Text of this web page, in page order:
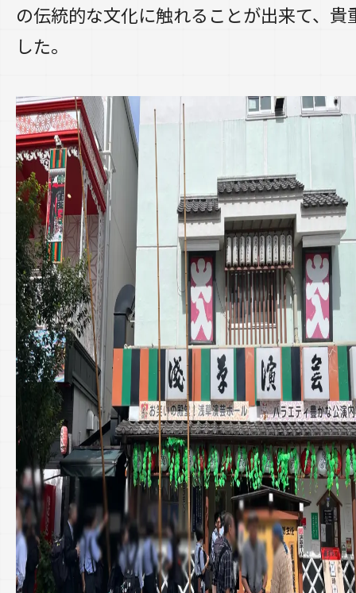
の伝統的な文化に触れることが出来て、貴
した。